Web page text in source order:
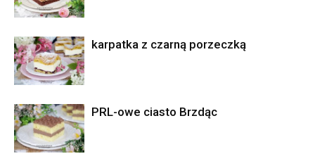
karpatka z czarną porzeczką
PRL-owe ciasto Brzdąc